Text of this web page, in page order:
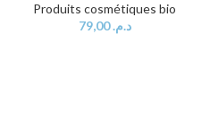
Produits cosmétiques bio
د.م.79,00